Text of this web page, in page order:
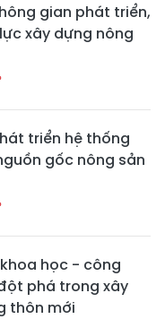
gian phát triển,
xây dựng nông
triển hệ thống
gốc nông sản
học - công
phá trong xây
thôn mới